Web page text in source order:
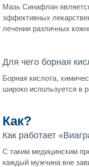
Мазь Синафлан
эффективных
лечении различных
Для чего борная
Борная кислота,
широко используется в
Как?
Как работает
С таким медицинским
каждый мужчина вне